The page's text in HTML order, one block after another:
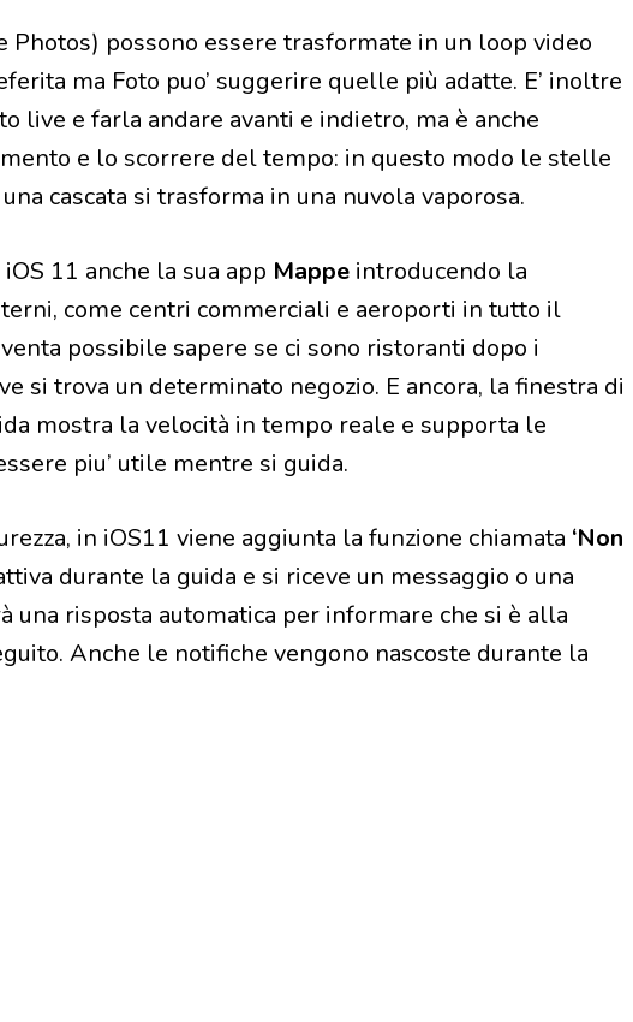
Photos) possono essere trasformate in un loop video
ma Foto puo’ suggerire quelle più adatte. E’ inoltre
live e farla andare avanti e indietro, ma è anche
e lo scorrere del tempo: in questo modo le stelle
cascata si trasforma in una nuvola vaporosa.
11 anche la sua app Mappe introducendo la
come centri commerciali e aeroporti in tutto il
possibile sapere se ci sono ristoranti dopo i
si trova un determinato negozio. E ancora, la finestra di
mostra la velocità in tempo reale e supporta le
piu’ utile mentre si guida.
in iOS11 viene aggiunta la funzione chiamata ‘Non
durante la guida e si riceve un messaggio o una
una risposta automatica per informare che si è alla
Anche le notifiche vengono nascoste durante la